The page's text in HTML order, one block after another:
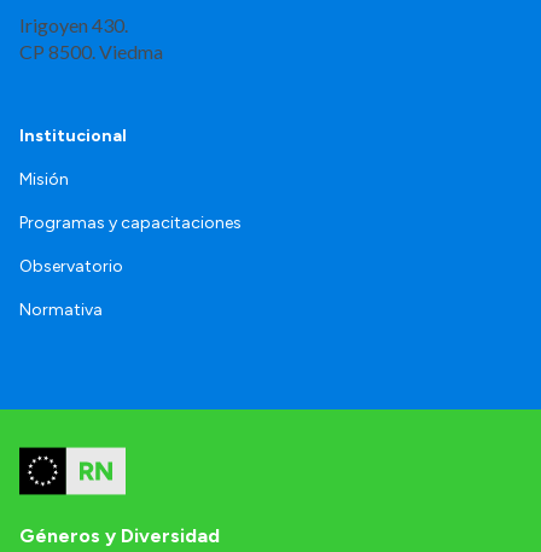
Irigoyen 430.
CP 8500. Viedma
Institucional
Misión
Programas y capacitaciones
Observatorio
Normativa
Géneros y Diversidad